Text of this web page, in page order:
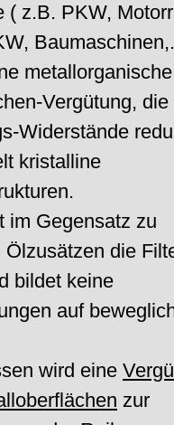
( z.B. PKW,
metallorganische
Vergütung, die
Widerstände
kristalline
im Gegensatz zu
Ölzusätzen die
bildet keine
auf
wird eine
zur